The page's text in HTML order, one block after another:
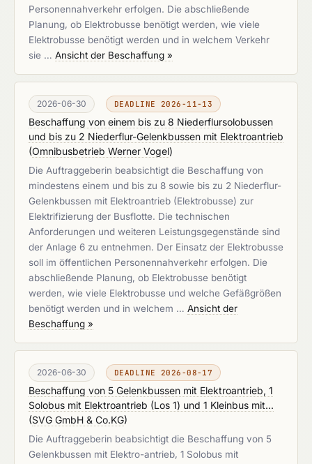
Personennahverkehr erfolgen. Die abschließende
Planung, ob Elektrobusse benötigt werden, wie viele
Elektrobusse benötigt werden und in welchem Verkehr
sie … Ansicht der Beschaffung »
2026-06-30 DEADLINE 2026-11-13
Beschaffung von einem bis zu 8 Niederflursolobussen
und bis zu 2 Niederflur-Gelenkbussen mit Elektroantrieb
(Omnibusbetrieb Werner Vogel)
Die Auftraggeberin beabsichtigt die Beschaffung von
mindestens einem und bis zu 8 sowie bis zu 2 Niederflur-
Gelenkbussen mit Elektroantrieb (Elektrobusse) zur
Elektrifizierung der Busflotte. Die technischen
Anforderungen und weiteren Leistungsgegenstände sind
der Anlage 6 zu entnehmen. Der Einsatz der Elektrobusse
soll im öffentlichen Personennahverkehr erfolgen. Die
abschließende Planung, ob Elektrobusse benötigt
werden, wie viele Elektrobusse und welche Gefäßgrößen
benötigt werden und in welchem … Ansicht der
Beschaffung »
2026-06-30 DEADLINE 2026-08-17
Beschaffung von 5 Gelenkbussen mit Elektroantrieb, 1
Solobus mit Elektroantrieb (Los 1) und 1 Kleinbus mit...
(SVG GmbH & Co.KG)
Die Auftraggeberin beabsichtigt die Beschaffung von 5
Gelenkbussen mit Elektro-antrieb, 1 Solobus mit